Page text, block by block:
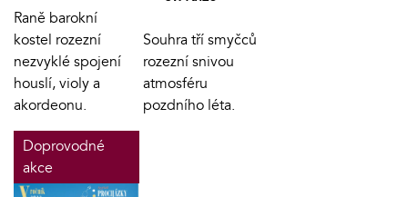
Raně barokní
kostel rozezní
nezvyklé spojení
houslí, violy a
akordeonu.
Souhra tří smyčců
rozezní snivou
atmosféru
pozdního léta.
Doprovodné
akce